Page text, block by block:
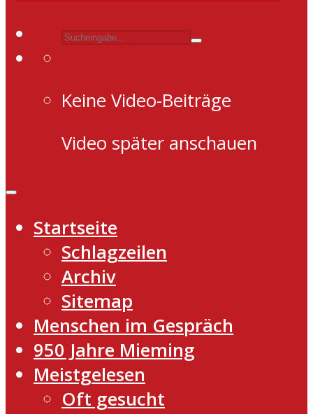
Keine Video-Beiträge
Video später anschauen
Startseite
Schlagzeilen
Archiv
Sitemap
Menschen im Gespräch
950 Jahre Mieming
Meistgelesen
Oft gesucht